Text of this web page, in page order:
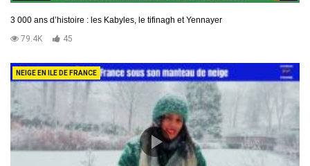
3 000 ans d’histoire : les Kabyles, le tifinagh et Yennayer
79.4K
45
NEIGE EN ILE DE FRANCE